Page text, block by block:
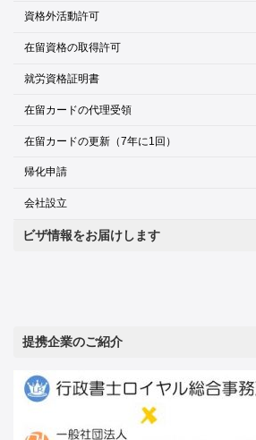
資格外活動許可
在留資格の取得許可
就労資格証明書
在留カードの代理受領
在留カードの更新（7年に1回）
帰化申請
会社設立
ビザ情報をお届けします
提携企業のご紹介